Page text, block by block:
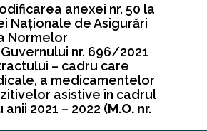
anexei nr. 50 la
Naţionale de Asigurări
Normelor
nr. 696/2021
– cadru care
a medicamentelor
asistive în cadrul
2021 – 2022 (M.O. nr.